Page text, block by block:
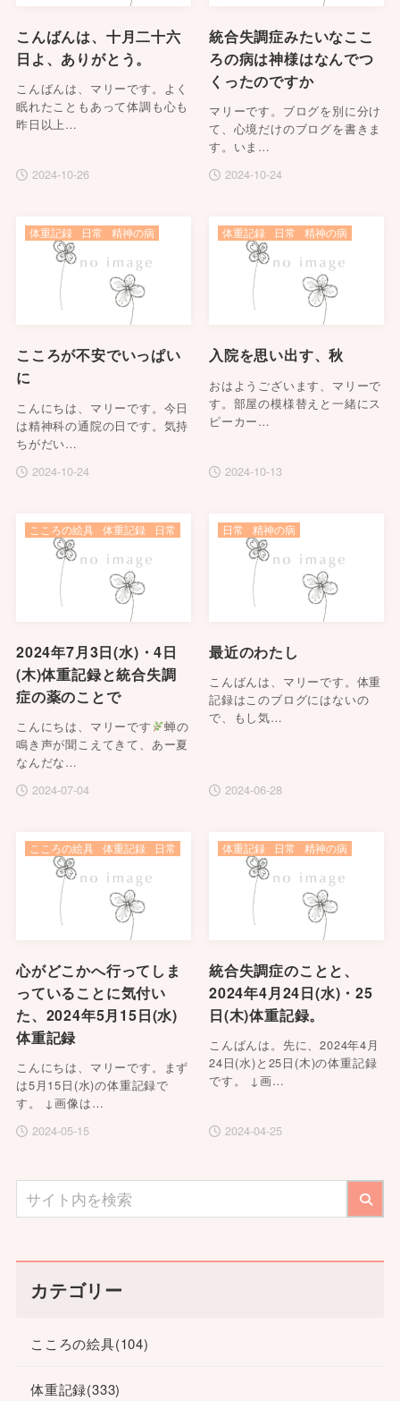
こんばんは、十月二十六
日よ、ありがとう。
こんばんは、マリーです。よく
眠れたこともあって体調も心も
昨日以上…
2024-10-26
統合失調症みたいなここ
ろの病は神様はなんでつ
くったのですか
マリーです。ブログを別に分け
て、心境だけのブログを書きま
す。いま…
2024-10-24
こころが不安でいっぱい
に
こんにちは、マリーです。今日
は精神科の通院の日です。気持
ちがだい…
2024-10-24
体重記録 日常 精神の病
入院を思い出す、秋
おはようございます、マリーで
す。部屋の模様替えと一緒にス
ピーカー…
2024-10-13
体重記録 日常 精神の病
2024年7月3日(水)・4日
(木)体重記録と統合失調
症の薬のことで
こんにちは、マリーです
蝉の
鳴き声が聞こえてきて、あー夏
なんだな…
2024-07-04
こころの絵具 体重記録 日常
最近のわたし
こんばんは、マリーです。体重
記録はこのブログにはないの
で、もし気…
2024-06-28
日常 精神の病
心がどこかへ行ってしま
っていることに気付い
た、2024年5月15日(水)
体重記録
こんにちは、マリーです。まず
は5月15日(水)の体重記録で
す。 ↓画像は…
2024-05-15
こころの絵具 体重記録 日常
統合失調症のことと、
2024年4月24日(水)・25
日(木)体重記録。
こんばんは。先に、2024年4月
24日(水)と25日(木)の体重記録
です。 ↓画…
2024-04-25
体重記録 日常 精神の病
カテゴリー
こころの絵具(104)
体重記録(333)